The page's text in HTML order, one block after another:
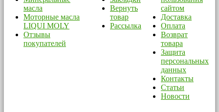
масла
Моторные масла
LIQUI MOLY
Отзывы
покупателей
Вернуть
товар
Рассылка
сайтом
Доставка
Оплата
Возврат
товара
Защита
персональных
данных
Контакты
Статьи
Новости